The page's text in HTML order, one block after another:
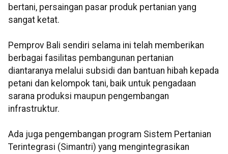
bertani, persaingan pasar produk pertanian yang
sangat ketat.
Pemprov Bali sendiri selama ini telah memberikan
berbagai fasilitas pembangunan pertanian
diantaranya melalui subsidi dan bantuan hibah kepada
petani dan kelompok tani, baik untuk pengadaan
sarana produksi maupun pengembangan
infrastruktur.
Ada juga pengembangan program Sistem Pertanian
Terintegrasi (Simantri) yang mengintegrasikan